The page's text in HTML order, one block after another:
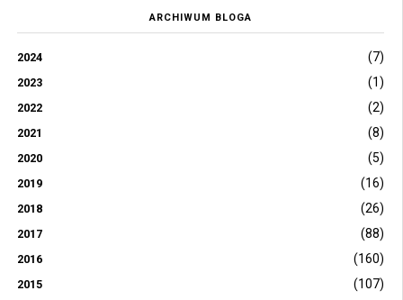
ARCHIWUM BLOGA
2024 (7)
2023 (1)
2022 (2)
2021 (8)
2020 (5)
2019 (16)
2018 (26)
2017 (88)
2016 (160)
2015 (107)